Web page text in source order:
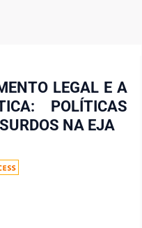
LEGAL E A
POLÍTICAS
NA EJA